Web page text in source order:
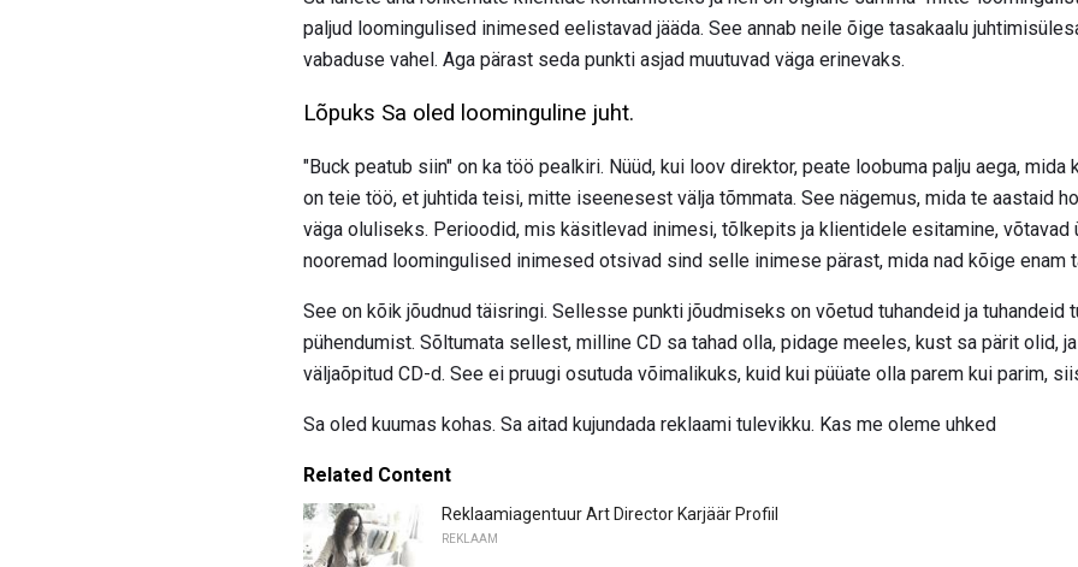
paljud loomingulised inimesed eelistavad jääda. See annab neile õige tasakaalu
vabaduse vahel. Aga pärast seda punkti asjad muutuvad väga erinevaks.
Lõpuks Sa oled loominguline juht.
"Buck peatub siin" on ka töö pealkiri. Nüüd, kui loov direktor, peate loobuma palju aega,
on teie töö, et juhtida teisi, mitte iseenesest välja tõmmata. See nägemus, mida te aastaid
väga oluliseks. Perioodid, mis käsitlevad inimesi, tõlkepits ja klientidele esitamine, võtavad
nooremad loomingulised inimesed otsivad sind selle inimese pärast, mida nad kõige enam
See on kõik jõudnud täisringi. Sellesse punkti jõudmiseks on võetud tuhandeid ja tuhandeid
pühendumist. Sõltumata sellest, milline CD sa tahad olla, pidage meeles, kust sa pärit olid,
väljaõpitud CD-d. See ei pruugi osutuda võimalikuks, kuid kui püüate olla parem kui parim,
Sa oled kuumas kohas. Sa aitad kujundada reklaami tulevikku. Kas me oleme uhked
Related Content
Reklaamiagentuur Art Director Karjäär Profiil
REKLAAM